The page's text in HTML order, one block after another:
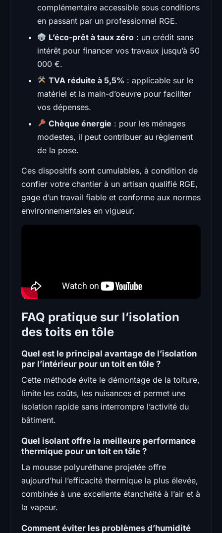
complémentaire accessible sous conditions
en passant par un professionnel RGE.
L’éco-prêt à taux zéro : un crédit sans
intérêt pour financer vos travaux jusqu’à 50
000 €.
TVA réduite à 5,5% : applicable sur le
matériel et la main-d’oeuvre pour faciliter
vos dépenses.
Chèque énergie : pour les ménages
modestes, il peut contribuer au règlement
de la pose.
Ces dispositifs sont cumulables, à condition de
confier votre chantier à un artisan qualifié RGE,
gage d’un travail fiable et conforme aux normes
environnementales en vigueur.
FAQ pratique sur l’isolation
des toits en tôle
Quel est le principal avantage de l’isolation
par l’intérieur pour un toit en tôle ?
Cette méthode évite le démontage de la toiture,
limite les coûts, les nuisances et permet une
isolation rapide sans interrompre l’activité du
bâtiment.
Quel isolant offre la meilleure performance
thermique pour un toit en tôle ?
La mousse polyuréthane projetée offre
aujourd’hui l’efficacité thermique la plus élevée,
combinée à une excellente étanchéité à l’air et à
la vapeur.
Comment éviter les problèmes d’humidité